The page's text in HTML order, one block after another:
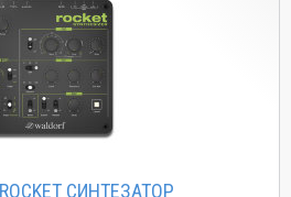
СИНТЕЗАТОР